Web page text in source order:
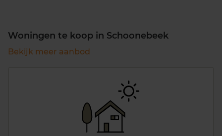
Woningen te koop in Schoonebeek
Bekijk meer aanbod